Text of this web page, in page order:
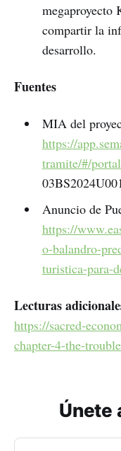
megaproyecto
compartir la
desarrollo.
Fuentes
MIA del
https://
tramite/#/
Anuncio de
https://
o-balandro-
turistica-para-
Lecturas
https://sacred-
chapter-4-the-
Únete